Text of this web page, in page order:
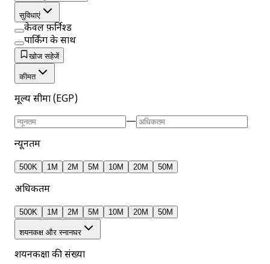
सुविधाएं
केवल फ़र्निश्ड
पार्किंग के साथ
खोज सहेजें
कीमत
मूल्य सीमा (EGP)
—
न्यूनतम
500K 1M 2M 5M 10M 20M 50M
अधिकतम
500K 1M 2M 5M 10M 20M 50M
शयनकक्ष और स्नानघर
शयनकक्षों की संख्या